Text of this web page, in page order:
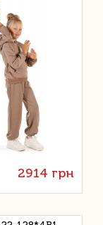
2914 грн